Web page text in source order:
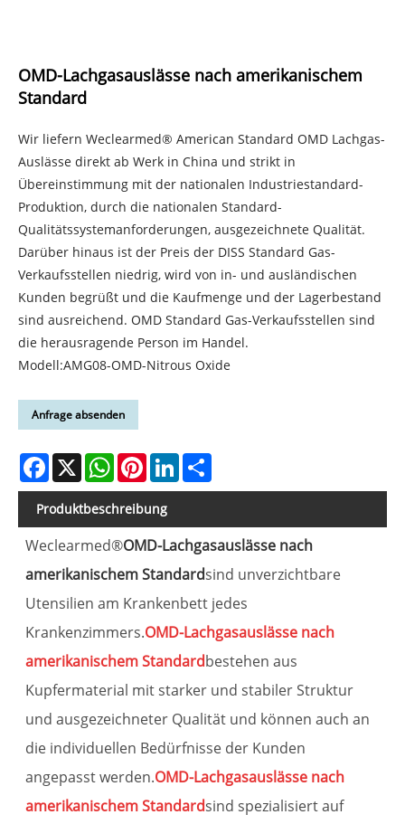
OMD-Lachgasauslässe nach amerikanischem
Standard
Wir liefern Weclearmed® American Standard OMD Lachgas-
Auslässe direkt ab Werk in China und strikt in
Übereinstimmung mit der nationalen Industriestandard-
Produktion, durch die nationalen Standard-
Qualitätssystemanforderungen, ausgezeichnete Qualität.
Darüber hinaus ist der Preis der DISS Standard Gas-
Verkaufsstellen niedrig, wird von in- und ausländischen
Kunden begrüßt und die Kaufmenge und der Lagerbestand
sind ausreichend. OMD Standard Gas-Verkaufsstellen sind
die herausragende Person im Handel.
Modell:AMG08-OMD-Nitrous Oxide
Anfrage absenden
Facebook
X WhatsAppPinterestLinkedIn
Produktbeschreibung
Weclearmed®OMD-Lachgasauslässe nach
amerikanischem Standardsind unverzichtbare
Utensilien am Krankenbett jedes
Krankenzimmers.OMD-Lachgasauslässe nach
amerikanischem Standardbestehen aus
Kupfermaterial mit starker und stabiler Struktur
und ausgezeichneter Qualität und können auch an
die individuellen Bedürfnisse der Kunden
angepasst werden.OMD-Lachgasauslässe nach
amerikanischem Standardsind spezialisiert auf